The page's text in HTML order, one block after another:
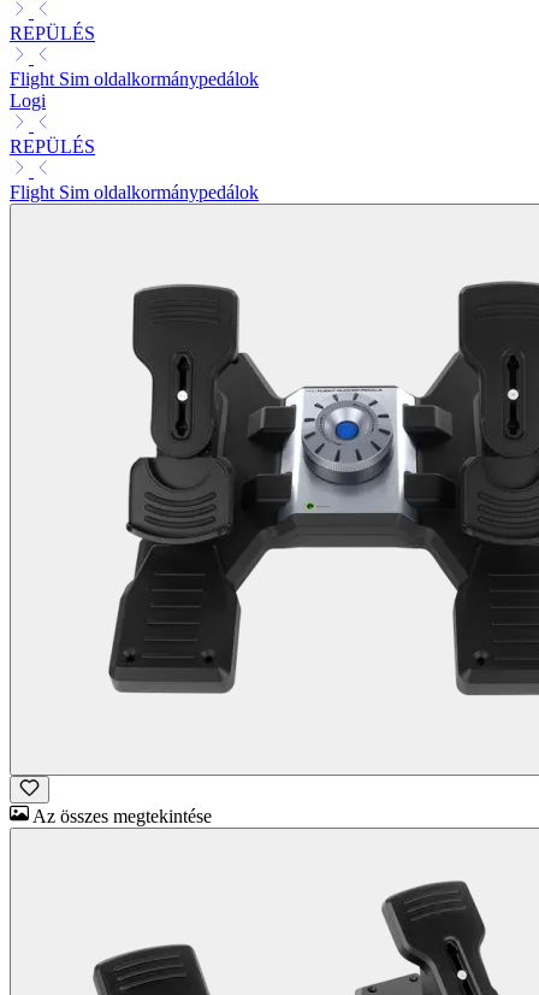
REPÜLÉS
Flight Sim oldalkormánypedálok
Logi
REPÜLÉS
Flight Sim oldalkormánypedálok
Az összes megtekintése